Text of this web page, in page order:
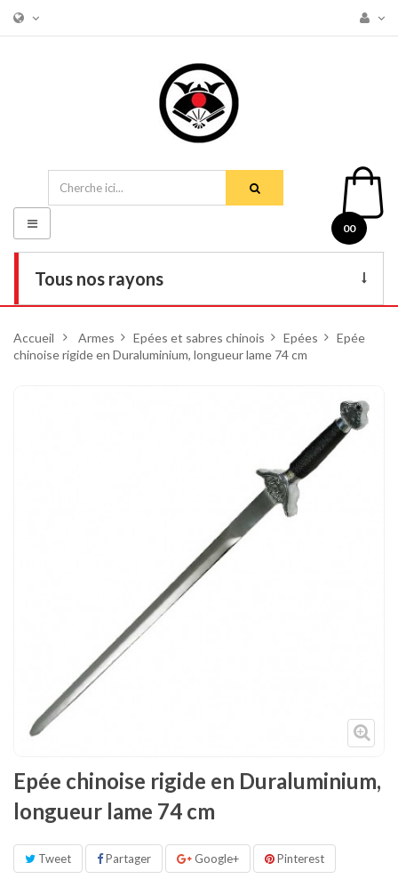
00
Tous nos rayons
DVD
Décoration
Voir plus
Basculer
la
navigation
Accueil > Armes > Epées et sabres chinois > Epées > Epée
chinoise rigide en Duraluminium, longueur lame 74 cm
Epée chinoise rigide en Duraluminium,
longueur lame 74 cm
Tweet Partager Google+ Pinterest